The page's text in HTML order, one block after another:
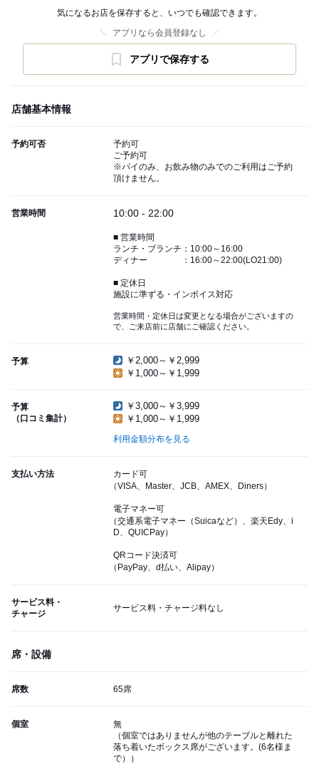
気になるお店を保存すると、いつでも確認できます。
アプリなら会員登録なし
アプリで保存する
店舗基本情報
予約可否
予約可
ご予約可
※パイのみ、お飲み物のみでのご利用はご予約
頂けません。
営業時間 10:00 - 22:00
■ 営業時間
ランチ・ブランチ：10:00～16:00
ディナー ：16:00～22:00(LO21:00)
■ 定休日
施設に準ずる・インボイス対応
営業時間・定休日は変更となる場合がございますの
で、ご来店前に店舗にご確認ください。
予算
￥2,000～￥2,999
￥1,000～￥1,999
予算
（口コミ集計）
￥3,000～￥3,999
￥1,000～￥1,999
利用金額分布を見る
支払い方法
カード可
（VISA、Master、JCB、AMEX、Diners）
電子マネー可
（交通系電子マネー（Suicaなど）、楽天Edy、i
D、QUICPay）
QRコード決済可
（PayPay、d払い、Alipay）
サービス料・
チャージ
サービス料・チャージ料なし
席・設備
席数 65席
個室
無
（個室ではありませんが他のテーブルと離れた
落ち着いたボックス席がございます。(6名様ま
で））